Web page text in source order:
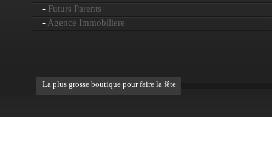
- Futurs Parents
- Agence Immobiliere
La plus grosse boutique pour faire la fête